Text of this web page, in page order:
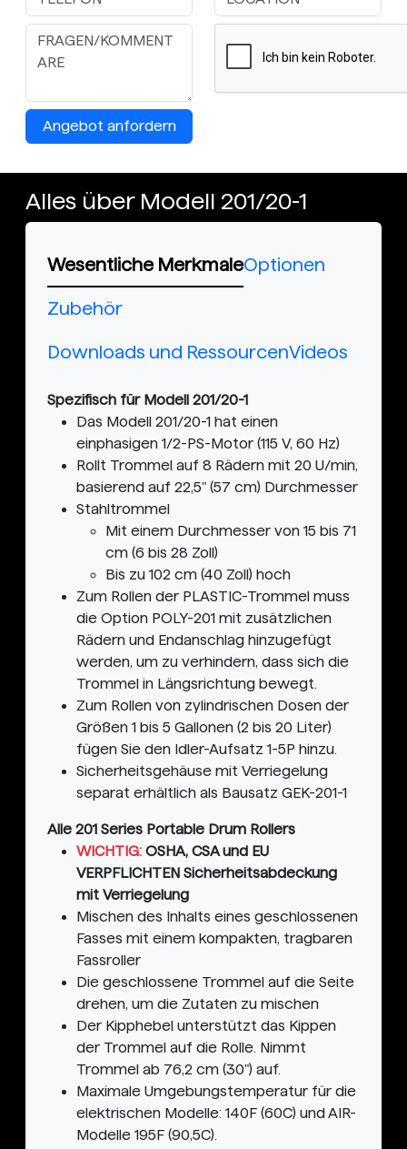
Angebot anfordern
Alles über Modell 201/20-1
Wesentliche MerkmaleOptionen
Zubehör
Downloads und RessourcenVideos
Spezifisch für Modell 201/20-1
Das Modell 201/20-1 hat einen
einphasigen 1/2-PS-Motor (115 V, 60 Hz)
Rollt Trommel auf 8 Rädern mit 20 U/min,
basierend auf 22,5" (57 cm) Durchmesser
Stahltrommel
Mit einem Durchmesser von 15 bis 71
cm (6 bis 28 Zoll)
Bis zu 102 cm (40 Zoll) hoch
Zum Rollen der PLASTIC-Trommel muss
die Option POLY-201 mit zusätzlichen
Rädern und Endanschlag hinzugefügt
werden, um zu verhindern, dass sich die
Trommel in Längsrichtung bewegt.
Zum Rollen von zylindrischen Dosen der
Größen 1 bis 5 Gallonen (2 bis 20 Liter)
fügen Sie den Idler-Aufsatz 1-5P hinzu.
Sicherheitsgehäuse mit Verriegelung
separat erhältlich als Bausatz GEK-201-1
Alle 201 Series Portable Drum Rollers
WICHTIG: OSHA, CSA und EU
VERPFLICHTEN Sicherheitsabdeckung
mit Verriegelung
Mischen des Inhalts eines geschlossenen
Fasses mit einem kompakten, tragbaren
Fassroller
Die geschlossene Trommel auf die Seite
drehen, um die Zutaten zu mischen
Der Kipphebel unterstützt das Kippen
der Trommel auf die Rolle. Nimmt
Trommel ab 76,2 cm (30") auf.
Maximale Umgebungstemperatur für die
elektrischen Modelle: 140F (60C) und AIR-
Modelle 195F (90,5C).